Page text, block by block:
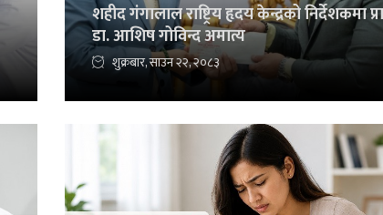
शहीद गंगालाल राष्ट्रिय हृदय केन्द्रको निर्देशकमा
डा. आशिष गोविन्द अमात्य
शुक्रबार, साउन २२, २०८३